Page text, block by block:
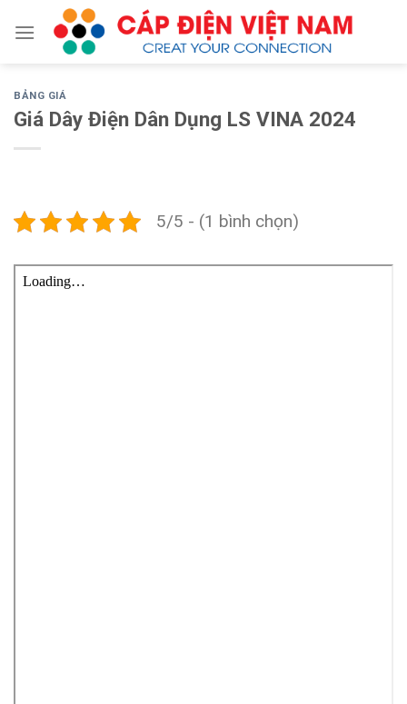
BẢNG GIÁ
Giá Dây Điện Dân Dụng LS VINA 2024
5/5 - (1 bình chọn)